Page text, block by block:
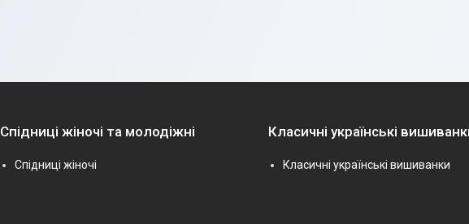
Спідниці жіночі та молодіжні
Спідниці жіночі
Класичні українські
Класичні українські вишиванки